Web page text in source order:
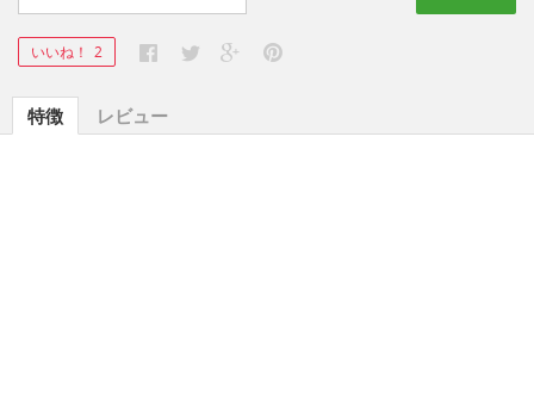
いいね！ 2
特徴 レビュー